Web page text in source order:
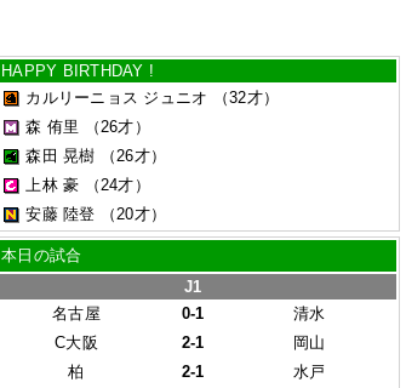
HAPPY BIRTHDAY !
カルリーニョス ジュニオ
（32才）
森 侑里
（26才）
森田 晃樹
（26才）
上林 豪
（24才）
安藤 陸登
（20才）
本日の試合
J1
名古屋
0-1
清水
C大阪
2-1
岡山
柏
2-1
水戸